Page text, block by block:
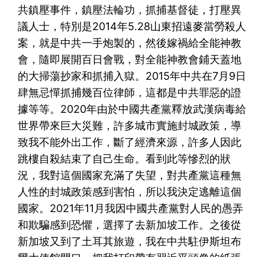
共鎮壓事件，鎮壓法輪功，抓捕基督徒，打壓異
議人士，特別是2014年5.28山東招遠麥當勞殺人
案，就是中共一手炮製的，然後嫁禍給全能神教
會，隨即展開百日會戰，對全能神教會鋪天蓋地
的大掃蕩抄家和抓捕入獄。2015年中共在7月9日
肆無忌憚抓捕幾百位律師，這都是中共罪惡的證
據等等。2020年由於中國共產黨釋放武漢病毒給
世界帶來巨大災難，許多城市實施封城政策，導
致我不能外出工作，斷了經濟來源，許多人因此
跳樓自殺結束了自己生命。看到此等慘烈的狀
況，我對這個國家充滿了失望，對共產黨這種無
人性的封城政策感到害怕，所以我決定逃離這個
國家。2021年11月我因中國共產黨對人民的愚弄
和欺騙感到恐懼，選擇了去新加坡工作。之後從
新加坡又到了土耳其旅遊，我在中共駐伊斯坦布